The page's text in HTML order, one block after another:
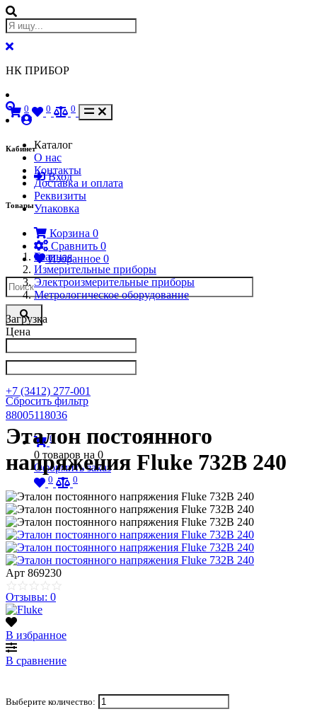
НК ПРИБОР
Кабинет
Вход
Товары
Корзина 0
Сравнить 0
Избранное 0
Написать в Телеграм
+7 (3412) 277-001
88005118036
0
0 товаров на 0
Оформить заказ
0 0
0 0 0
Каталог
О нас
Контакты
Доставка и оплата
Реквизиты
Упаковка
Главная
Измерительные приборы
Электроизмерительные приборы
Метрологическое оборудование
Загрузка
Цена
Сбросить фильтр
Эталон постоянного
напряжения Fluke 732B 240
Арт 869230
Отзывы: 0
В избранное
В сравнение
Выберите количество: